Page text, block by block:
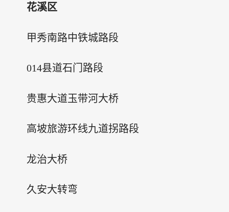
花溪区
甲秀南路中铁城路段
014县道石门路段
贵惠大道玉带河大桥
高坡旅游环线九道拐路段
龙治大桥
久安大转弯